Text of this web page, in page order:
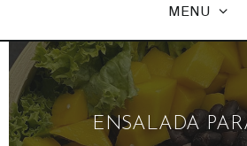
MENU
ENSALADA